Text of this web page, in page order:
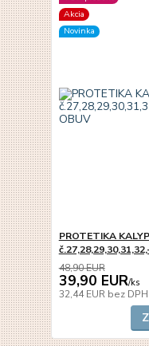
Akcia
Novinka
PROTETIKA
48,90 EUR
39,90 EUR/ks
32,44 EUR bez DPH